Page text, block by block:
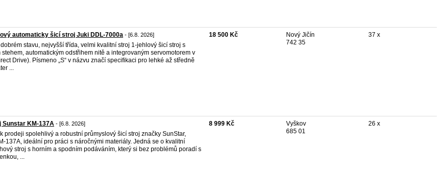
automaticky šicí stroj Juki DDL-7000a - [6.8. 2026]
stavu, nejvyšší třída, velmi kvalitní stroj 1-jehlový šicí stroj s
stehem, automatickým odstřihem nitě a integrovaným servomotorem v
Drive). Písmeno „S“ v názvu značí specifikaci pro lehké až středně
...
18 500 Kč
Nový Jičín
742 35
37 x
Sunstar KM-137A - [6.8. 2026]
prodeji spolehlivý a robustní průmyslový šicí stroj značky SunStar,
137A, ideální pro práci s náročnými materiály. Jedná se o kvalitní
stroj s horním a spodním podáváním, který si bez problémů poradí s
...
8 999 Kč
Vyškov
685 01
26 x